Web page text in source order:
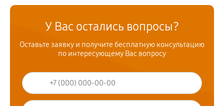
У Вас остались вопросы?
Оставьте заявку и получите бесплатную консультацию
по интересующему Вас вопросу